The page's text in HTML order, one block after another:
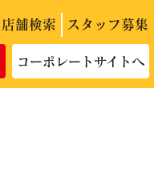
店舗検索 スタッフ募集
コーポレートサイトへ